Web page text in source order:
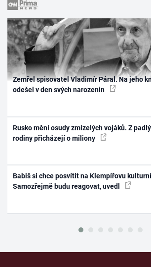
Zemřel spisovatel Vladimír Páral. Na jeho
odešel v den svých narozenin
Rusko mění osudy zmizelých vojáků. Z
rodiny přicházejí o miliony
Babiš si chce posvítit na Klempířovu
Samozřejmě budu reagovat, uvedl